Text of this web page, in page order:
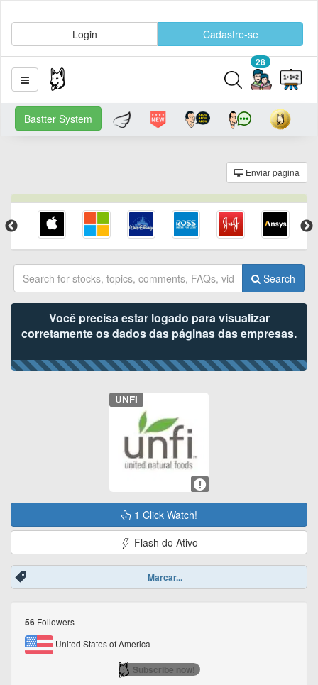
Login Cadastre-se
28
Bastter System
Enviar página
Search
Você precisa estar logado para visualizar
corretamente os dados das páginas das empresas.
UNFI
1 Click Watch!
Flash do Ativo
Marcar...
56 Followers
United States of America
Subscribe now!